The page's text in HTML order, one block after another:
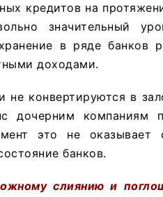
кредитов на
значительный
в ряде банков
доходами.
конвертируются в
дочерним компаниям
это не оказывает
банков.
слиянию и